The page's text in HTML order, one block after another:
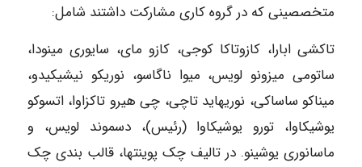
متخصصینی که در گروه کاری مشارکت داشتند شامل:
تاکشی ابارا، کازوتاکا کوجی، کازو مای، سایوری مینودا،
ساتومی میزونو لویس، میوا ناگاسو، نوریکو نیشیکیدو،
میناکو ساساکی، نوریهاید تاچی، چی هیرو تاکزاوا، اتسوکو
یوشیکاوا، تورو یوشیکاوا (رئیس)، دسموند لویس، و
ماسانوری یوشینو. در تالیف چک پوینتها، قالب بندی چک